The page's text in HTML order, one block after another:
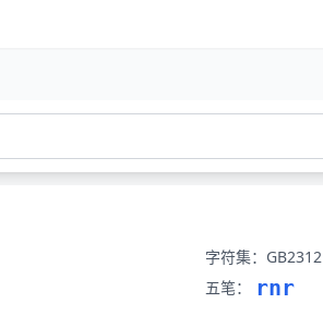
字符集：GB2312
五笔：
rnr